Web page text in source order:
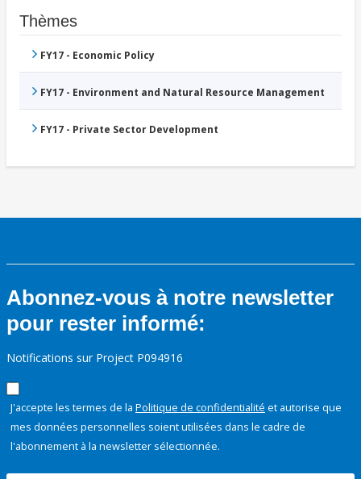
Thèmes
FY17 - Economic Policy
FY17 - Environment and Natural Resource Management
FY17 - Private Sector Development
Abonnez-vous à notre newsletter
pour rester informé:
Notifications sur Project P094916
J'accepte les termes de la Politique de confidentialité et autorise que
mes données personnelles soient utilisées dans le cadre de
l'abonnement à la newsletter sélectionnée.